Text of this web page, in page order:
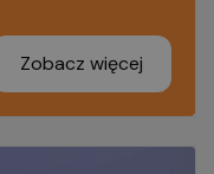
Zobacz więcej